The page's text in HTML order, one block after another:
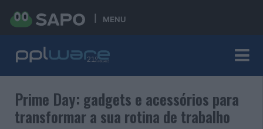
MENU
Prime Day: gadgets e acessórios para
transformar a sua rotina de trabalho